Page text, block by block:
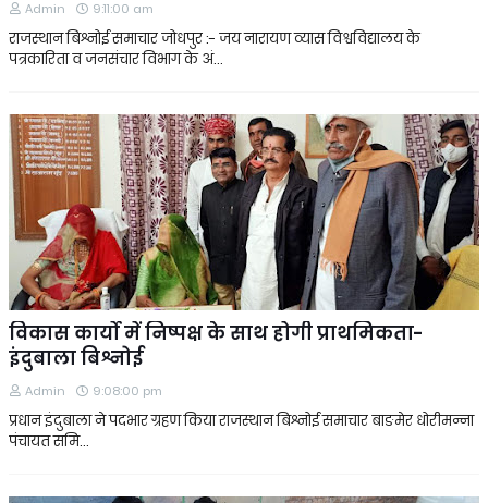
Admin 9:11:00 am
राजस्थान बिश्नोई समाचार जोधपुर :- जय नारायण व्यास विश्वविद्यालय के
पत्रकारिता व जनसंचार विभाग के अं…
विकास कार्यो में निष्पक्ष के साथ होगी प्राथमिकता-
इंदुबाला बिश्नोई
Admin 9:08:00 pm
प्रधान इंदुबाला ने पदभार ग्रहण किया राजस्थान बिश्नोई समाचार बाङमेर धोरीमन्ना
पंचायत समि…